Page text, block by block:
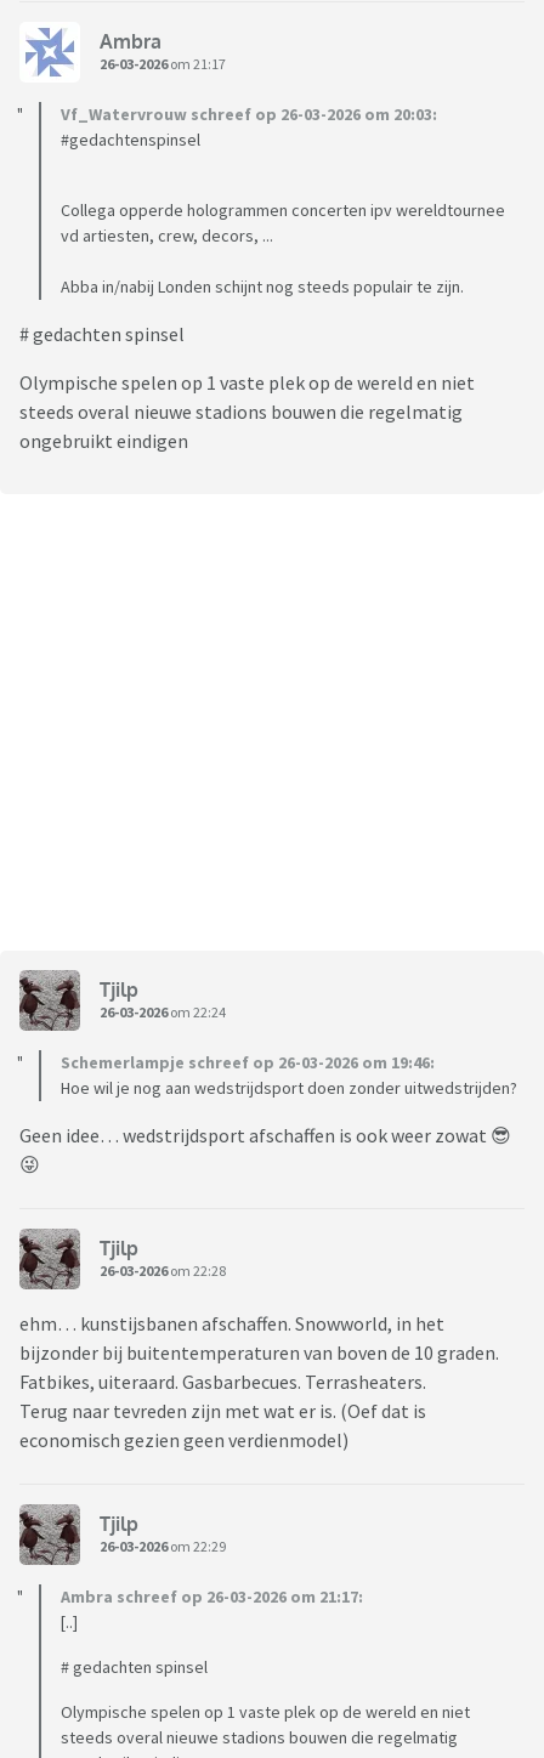
Ambra
26-03-2026om 21:17
Vf_Watervrouw schreef op 26-03-2026 om 20:03:
#gedachtenspinsel
Collega opperde hologrammen concerten ipv wereldtournee
vd artiesten, crew, decors, ...
Abba in/nabij Londen schijnt nog steeds populair te zijn.
# gedachten spinsel
Olympische spelen op 1 vaste plek op de wereld en niet
steeds overal nieuwe stadions bouwen die regelmatig
ongebruikt eindigen
Tjilp
26-03-2026om 22:24
Schemerlampje schreef op 26-03-2026 om 19:46:
Hoe wil je nog aan wedstrijdsport doen zonder uitwedstrijden?
Geen idee… wedstrijdsport afschaffen is ook weer zowat 😎
😜
Tjilp
26-03-2026om 22:28
ehm… kunstijsbanen afschaffen. Snowworld, in het
bijzonder bij buitentemperaturen van boven de 10 graden.
Fatbikes, uiteraard. Gasbarbecues. Terrasheaters.
Terug naar tevreden zijn met wat er is. (Oef dat is
economisch gezien geen verdienmodel)
Tjilp
26-03-2026om 22:29
Ambra schreef op 26-03-2026 om 21:17:
[..]
# gedachten spinsel
Olympische spelen op 1 vaste plek op de wereld en niet
steeds overal nieuwe stadions bouwen die regelmatig